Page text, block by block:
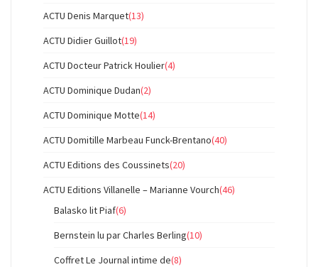
ACTU Denis Marquet(13)
ACTU Didier Guillot(19)
ACTU Docteur Patrick Houlier(4)
ACTU Dominique Dudan(2)
ACTU Dominique Motte(14)
ACTU Domitille Marbeau Funck-Brentano(40)
ACTU Editions des Coussinets(20)
ACTU Editions Villanelle – Marianne Vourch(46)
Balasko lit Piaf(6)
Bernstein lu par Charles Berling(10)
Coffret Le Journal intime de(8)